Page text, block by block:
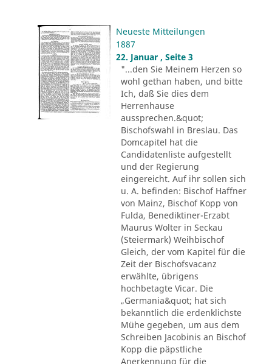
Neueste Mitteilungen
1887
22. Januar , Seite 3
"...den Sie Meinem Herzen so
wohl gethan haben, und bitte
Ich, daß Sie dies dem
Herrenhause
aussprechen.&quot;
Bischofswahl in Breslau. Das
Domcapitel hat die
Candidatenliste aufgestellt
und der Regierung
eingereicht. Auf ihr sollen sich
u. A. befinden: Bischof Haffner
von Mainz, Bischof Kopp von
Fulda, Benediktiner-Erzabt
Maurus Wolter in Seckau
(Steiermark) Weihbischof
Gleich, der vom Kapitel für die
Zeit der Bischofsvacanz
erwählte, übrigens
hochbetagte Vicar. Die
„Germania&quot; hat sich
bekanntlich die erdenklichste
Mühe gegeben, um aus dem
Schreiben Jacobinis an Bischof
Kopp die päpstliche
Anerkennung für die